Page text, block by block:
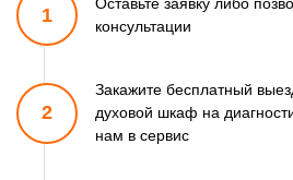
1
Оставьте заявку либо
консультации
2
Закажите бесплатный
духовой шкаф на
нам в сервис